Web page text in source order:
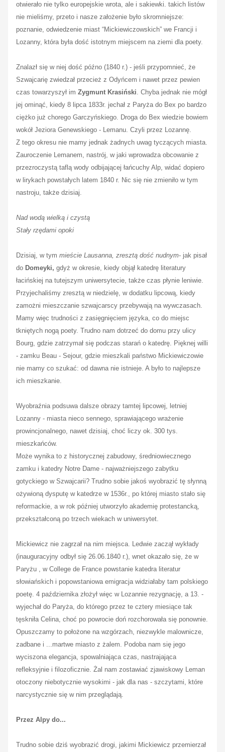
otwierało nie tylko europejskie wrota, ale i sakiewki. takich listów
nie mieliśmy, przeto i nasze założenie było skromniejsze:
poznanie, odwiedzenie miast “Mickiewiczowskich” we Francji i
Lozanny, która była dość istotnym miejscem na ziemi dla poety.
Znalazł się w niej dość późno (1840 r.) - jeśli przypomnieć, że
Szwajcarię zwiedzał przecież z Odyńcem i nawet przez pewien
czas towarzyszył im Zygmunt Krasiński. Chyba jednak nie mógł
jej ominąć, kiedy 8 lipca 1833r. jechał z Paryża do Bex po bardzo
ciężko już chorego Garczyńskiego. Droga do Bex wiedzie bowiem
wokół Jeziora Genewskiego - Lemanu. Czyli przez Lozannę.
Z tego okresu nie mamy jednak żadnych uwag tyczących miasta.
Zauroczenie Lemanem, nastrój, w jaki wprowadza obcowanie z
przezroczystą taflą wody odbijającej łańcuchy Alp, widać dopiero
w lirykach powstałych latem 1840 r. Nic się nie zmieniło w tym
nastroju, także dzisiaj.
Nad wodą wielką i czystą
Stały rzędami opoki
Dzisiaj, w tym mieście Lausanna, zresztą dość nudnym- jak pisał
do Domeyki, gdyż w okresie, kiedy objął katedrę literatury
łacińskiej na tutejszym uniwersytecie, także czas płynie leniwie.
Przyjechaliśmy zresztą w niedzielę, w dodatku lipcową, kiedy
zamożni mieszczanie szwajcarscy przebywają na wywczasach.
Mamy więc trudności z zasięgnięciem języka, co do miejsc
tkniętych nogą poety. Trudno nam dotrzeć do domu przy ulicy
Bourg, gdzie zatrzymał się podczas starań o katedrę. Pięknej willi
- zamku Beau - Sejour, gdzie mieszkali państwo Mickiewiczowie
nie mamy co szukać: od dawna nie istnieje. A było to najlepsze
ich mieszkanie.
Wyobraźnia podsuwa dalsze obrazy tamtej lipcowej, letniej
Lozanny - miasta nieco sennego, sprawiającego wrażenie
prowincjonalnego, nawet dzisiaj, choć liczy ok. 300 tys.
mieszkańców.
Może wynika to z historycznej zabudowy, średniowiecznego
zamku i katedry Notre Dame - najważniejszego zabytku
gotyckiego w Szwajcarii? Trudno sobie jakoś wyobrazić tę słynną
ożywioną dysputę w katedrze w 1536r., po której miasto stało się
reformackie, a w rok później utworzyło akademię protestancką,
przekształconą po trzech wiekach w uniwersytet.
Mickiewicz nie zagrzał na nim miejsca. Ledwie zaczął wykłady
(inauguracyjny odbył się 26.06.1840 r.), wnet okazało się, że w
Paryżu , w College de France powstanie katedra literatur
słowiańskich i popowstaniowa emigracja widziałaby tam polskiego
poetę. 4 października złożył więc w Lozannie rezygnację, a 13. -
wyjechał do Paryża, do którego przez te cztery miesiące tak
tęskniła Celina, choć po powrocie doń rozchorowała się ponownie.
Opuszczamy to położone na wzgórzach, niezwykle malownicze,
zadbane i ...martwe miasto z żalem. Podoba nam się jego
wyciszona elegancja, spowalniająca czas, nastrajająca
refleksyjnie i filozoficznie. Żal nam zostawiać zjawiskowy Leman
otoczony niebotycznie wysokimi - jak dla nas - szczytami, które
narcystycznie się w nim przeglądają.
Przez Alpy do...
Trudno sobie dziś wyobrazić drogi, jakimi Mickiewicz przemierzał